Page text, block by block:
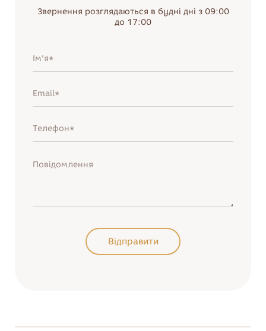
Звернення розглядаються в будні дні з 09:00
до 17:00
Відправити
Нагадати пароль
Увійти